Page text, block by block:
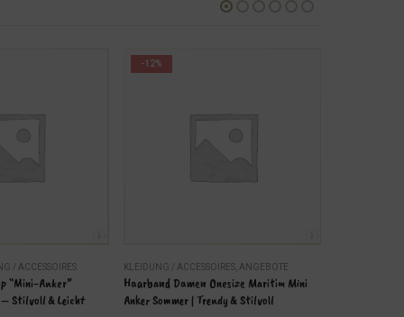
/ ACCESSOIRES
“Mini-Anker”
– Stilvoll & Leicht
-12%
KLEIDUNG / ACCESSOIRES ANGEBOTE
Haarband Damen Onesize Maritim Mini
Anker Sommer | Trendy & Stilvoll